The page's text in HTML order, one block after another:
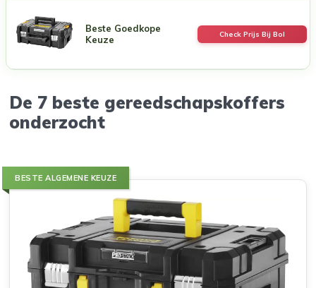
Beste Goedkope
Keuze
Check Prijs Bij Bol
De 7 beste gereedschapskoffers
onderzocht
BESTE ALGEMENE KEUZE